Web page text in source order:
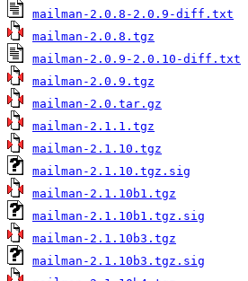
mailman-2.0.8-2.0.9-diff.txt
mailman-2.0.8.tgz
mailman-2.0.9-2.0.10-diff.txt
mailman-2.0.9.tgz
mailman-2.0.tar.gz
mailman-2.1.1.tgz
mailman-2.1.10.tgz
mailman-2.1.10.tgz.sig
mailman-2.1.10b1.tgz
mailman-2.1.10b1.tgz.sig
mailman-2.1.10b3.tgz
mailman-2.1.10b3.tgz.sig